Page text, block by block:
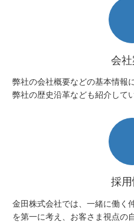
会
弊社の会社概要などの基本情報
弊社の歴史沿革なども紹介して
採用
金田株式会社では、一緒に働く
を第一に考え、お客さま視点の